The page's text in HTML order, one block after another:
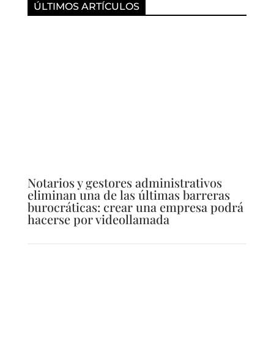
ÚLTIMOS ARTÍCULOS
Notarios y gestores administrativos
eliminan una de las últimas barreras
burocráticas: crear una empresa podrá
hacerse por videollamada